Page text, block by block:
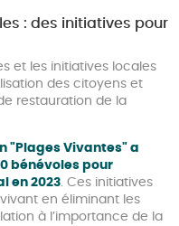
: des initiatives pour
et les initiatives locales
des citoyens et
restauration de la
"Plages Vivantes" a
bénévoles pour
en 2023 . Ces initiatives
en éliminant les
à l’importance de la